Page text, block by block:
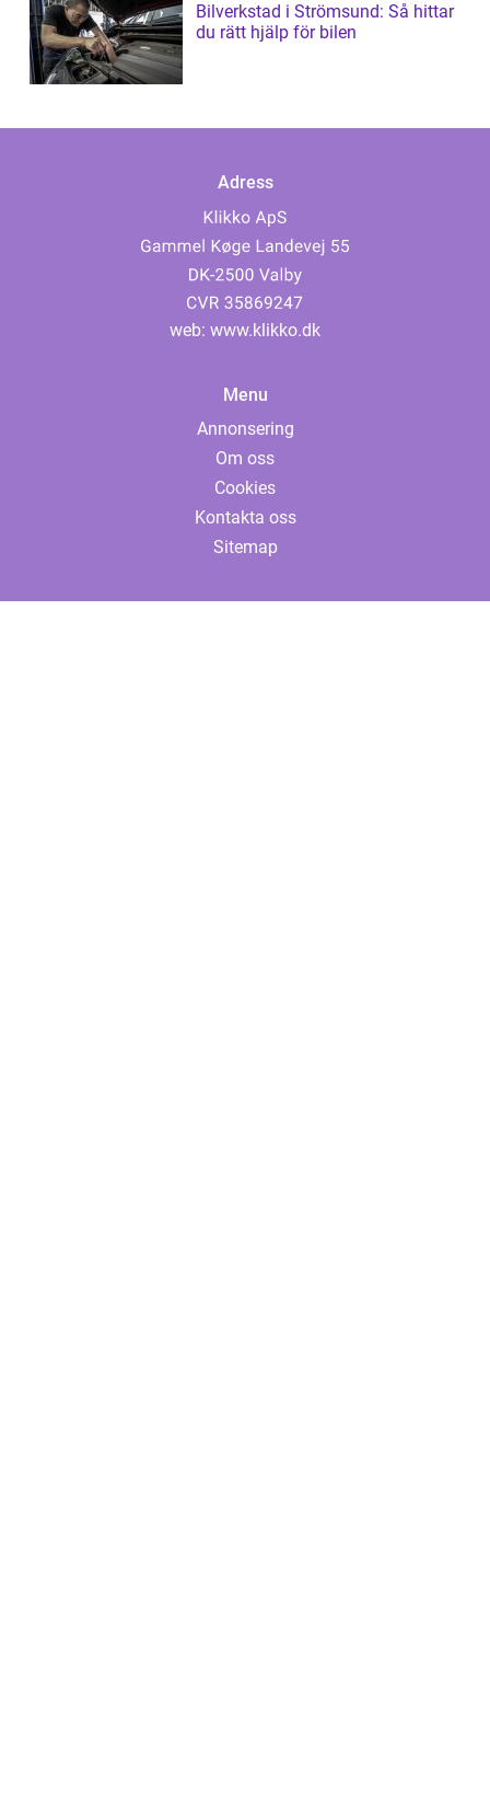
Bilverkstad i Strömsund: Så hittar
du rätt hjälp för bilen
Adress
web: www.klikko.dk
Menu
Annonsering
Om oss
Cookies
Kontakta oss
Sitemap